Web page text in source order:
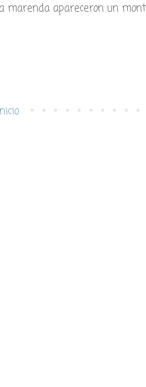
marenda apareceron un